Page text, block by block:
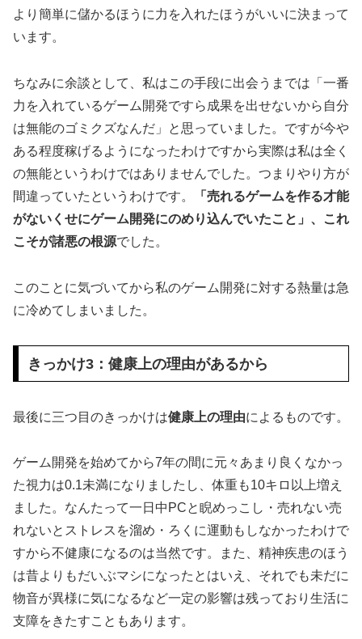
より簡単に儲かるほうに力を入れたほうがいいに決まって
います。
ちなみに余談として、私はこの手段に出会うまでは「一番
力を入れているゲーム開発ですら成果を出せないから自分
は無能のゴミクズなんだ」と思っていました。ですが今や
ある程度稼げるようになったわけですから実際は私は全く
の無能というわけではありませんでした。つまりやり方が
間違っていたというわけです。
「売れるゲームを作る才能
がないくせにゲーム開発にのめり込んでいたこと」、これ
こそが諸悪の根源でした。
このことに気づいてから私のゲーム開発に対する熱量は急
に冷めてしまいました。
きっかけ3：健康上の理由があるから
最後に三つ目のきっかけは健康上の理由によるものです。
ゲーム開発を始めてから7年の間に元々あまり良くなかっ
た視力は0.1未満になりましたし、体重も10キロ以上増え
ました。なんたって一日中PCと睨めっこし・売れない売
れないとストレスを溜め・ろくに運動もしなかったわけで
すから不健康になるのは当然です。また、精神疾患のほう
は昔よりもだいぶマシになったとはいえ、それでも未だに
物音が異様に気になるなど一定の影響は残っており生活に
支障をきたすこともあります。